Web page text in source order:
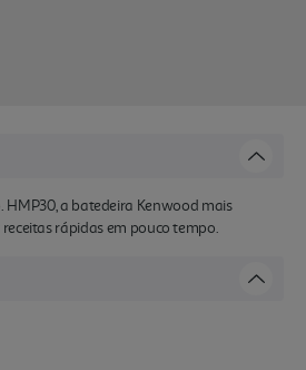
a batedeira Kenwood mais
rápidas em pouco tempo.